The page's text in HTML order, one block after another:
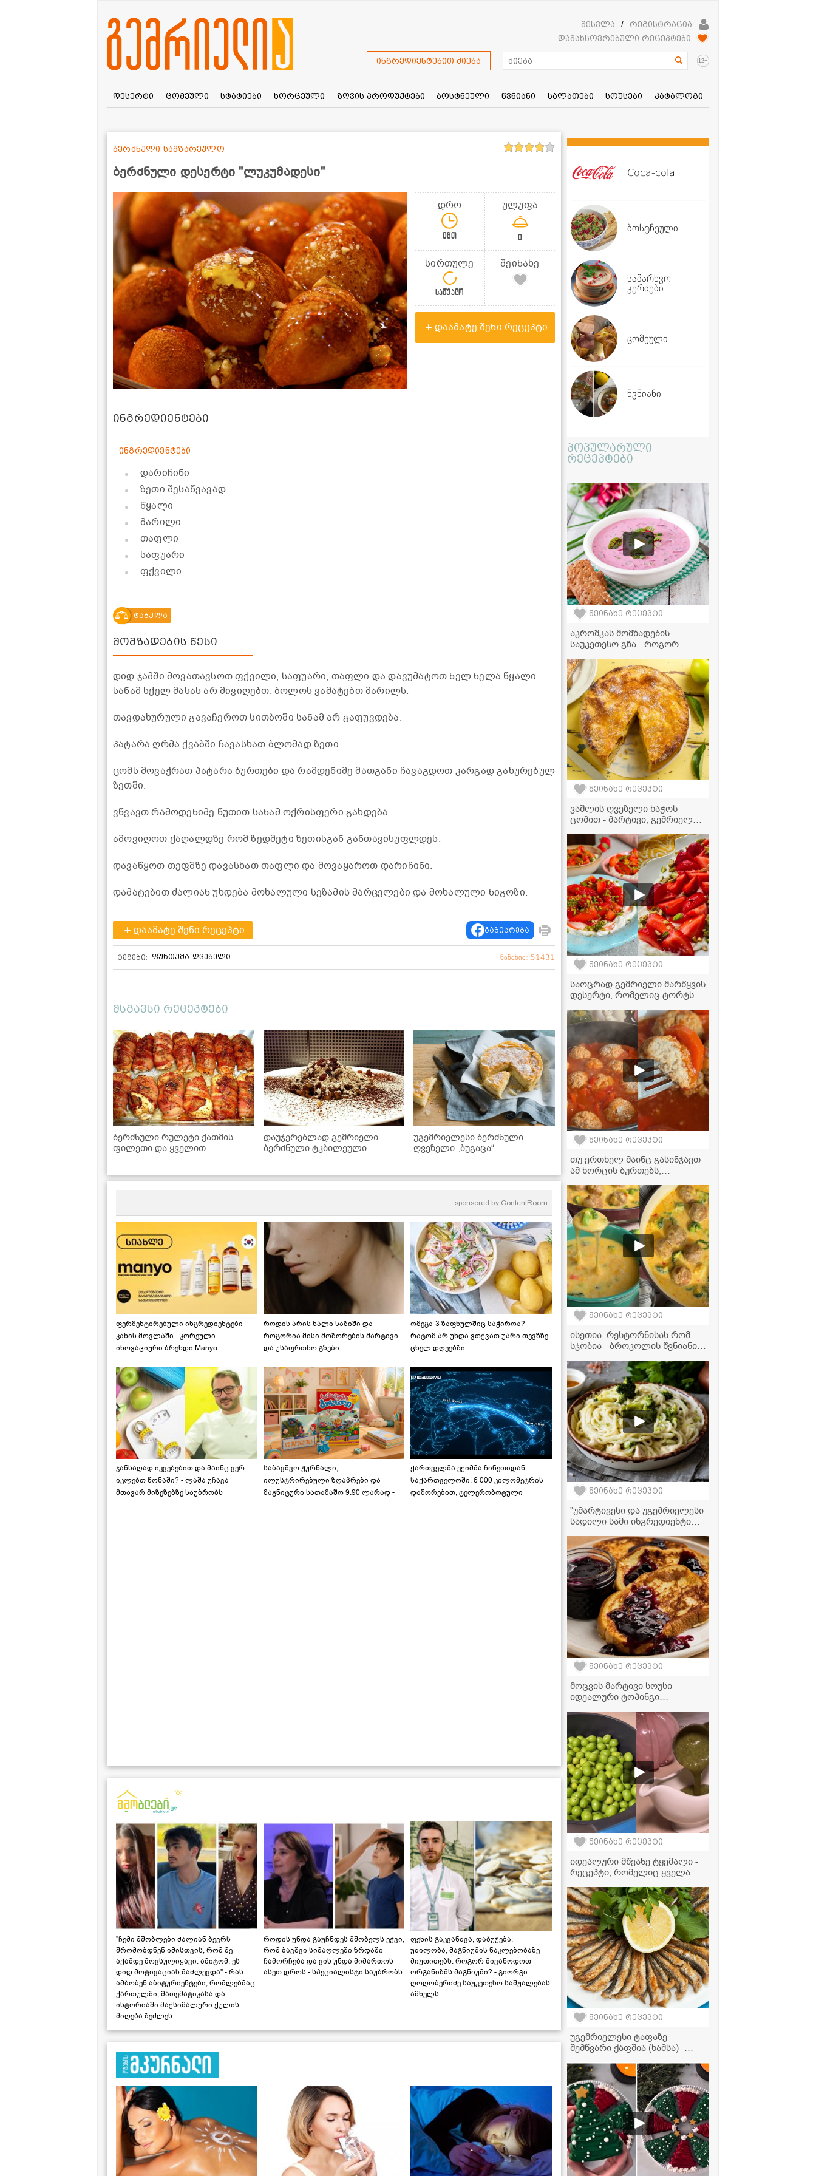
შესვლა /
რეგისტრაცია
დამახსოვრებული რეცეპტები
ინგრედიენტებით ძიება 12+
დესერტი ცომეული სტატიები ხორცეული ზღვის პროდუქტები ბოსტნეული წვნიანი სალათები სოუსები კატალოგი
ბერძნული დესერტი "ლუკუმადესი"
ბერძნული სამზარეულო
დრო
0წთ
ულუფა
0
სირთულე
საშუალო
შეინახე
დაამატე შენი რეცეპტი
ინგრედიენტები
ინგრედიენტები
დარიჩინი
ზეთი შესაწვავად
წყალი
მარილი
თაფლი
საფუარი
ფქვილი
ტაბულა
მომზადების წესი
დიდ ჯამში მოვათავსოთ ფქვილი, საფუარი, თაფლი და დავუმატოთ ნელ ნელა წყალი
სანამ სქელ მასას არ მივიღებთ. ბოლოს ვამატებთ მარილს.
თავდახურული გავაჩეროთ სითბოში სანამ არ გაფუვდება.
პატარა ღრმა ქვაბში ჩავასხათ ბლომად ზეთი.
ცომს მოვაჭრათ პატარა ბურთები და რამდენიმე მათგანი ჩავაგდოთ კარგად გახურებულ
ზეთში.
ვწვავთ რამოდენიმე წუთით სანამ ოქრისფერი გახდება.
ამოვიღოთ ქაღალდზე რომ ზედმეტი ზეთისგან განთავისუფლდეს.
დავაწყოთ თეფშზე დავასხათ თაფლი და მოვაყაროთ დარიჩინი.
დამატებით ძალიან უხდება მოხალული სეზამის მარცვლები და მოხალული ნიგოზი.
დაამატე შენი რეცეპტი გაზიარება
ტეგები: ფუნთუშა ღვეზელი ნანახია: 51431
მსგავსი რეცეპტები
ბერძნული რულეტი ქათმის
ფილეთი და ყველით
დაუჯერებლად გემრიელი
ბერძნული ტკბილეული -
უგემრიელესი ბერძნული
ღვეზელი „ბუგაცა“
sponsored by ContentRoom
ფერმენტირებული ინგრედიენტები
კანის მოვლაში - კორეული
ინოვაციური ბრენდი Manyo
როდის არის ხალი საშიში და
როგორია მისი მოშორების მარტივი
და უსაფრთხო გზები
ომეგა-3 ზაფხულშიც საჭიროა? -
რატომ არ უნდა ვთქვათ უარი თევზზე
ცხელ დღეებში
ჯანსაღად იკვებებით და მაინც ვერ
იკლებთ წონაში? - ლაშა უჩავა
მთავარ მიზეზებზე საუბრობს
საბავშვო ჟურნალი,
ილუსტრირებული ზღაპრები და
მაგნიტური სათამაშო 9.90 ლარად -
ქართველმა ექიმმა ჩინეთიდან
საქართველოში, 6 000 კილომეტრის
დაშორებით, ტელერობოტული
"ჩემი მშობლები ძალიან ბევრს
შრომობდნენ იმისთვის, რომ მე
აქამდე მოვსულიყავი. ამიტომ, ეს
დიდ მოტივაციას მაძლევდა" - რას
ამბობენ აბიტურიენტები, რომლებმაც
ქართულში, მათემატიკასა და
ისტორიაში მაქსიმალური ქულის
მიღება შეძლეს
როდის უნდა გაუჩნდეს მშობელს ეჭვი,
რომ ბავშვი სიმაღლეში ზრდაში
ჩამორჩება და ვის უნდა მიმართოს
ასეთ დროს - სპეციალისტი საუბრობს
ფეხის გაკვანძვა, დაბუჟება,
უძილობა, მაგნიუმის ნაკლებობაზე
მიუთითებს. როგორ მივაწოდოთ
ორგანიზმს მაგნიუმი? - გიორგი
ღოღობერიძე საუკეთესო საშუალებას
ამხელს
Coca-cola
ბოსტნეული
სამარხვო
კერძები
ცომეული
წვნიანი
პოპულარული
რეცეპტები
შეინახე რეცეპტი
აკროშკას მომზადების
საუკეთესო გზა - როგორ
უფრო გემრიელი?
შეინახე რეცეპტი
ვაშლის ღვეზელი ხაჭოს
ცომით - მარტივი, გემრიელი
შეინახე რეცეპტი
საოცრად გემრიელი მარწყვის
დესერტი, რომელიც ტორტსაც
შეინახე რეცეპტი
თუ ერთხელ მაინც გასინჯავთ
ამ ხორცის ბურთებს,
სვანური საიდუმლო რეცეპტი
ჰეშკილის ქოხებიდან!
შეინახე რეცეპტი
ისეთია, რესტორნისას რომ
სჯობია - ბროკოლის წვნიანი
ბავშვებსაც კი შეუყვარდებათ!
შეინახე რეცეპტი
"უმარტივესი და უგემრიელესი
სადილი სამი ინგრედიენტით -
ბროკოლით" - ვიდეორეცეპტი
შეინახე რეცეპტი
მოცვის მარტივი სოუსი -
იდეალური ტოპინგი
ბლინებისთვის, ნაყინისთვის
და სხვა დესერტებისთვის
შეინახე რეცეპტი
იდეალური მწვანე ტყემალი -
რეცეპტი, რომელიც ყველა
შეინახე რეცეპტი
უგემრიელესი ტაფაზე
შემწვარი ქაფშია (ხამსა) -
რეცეპტი